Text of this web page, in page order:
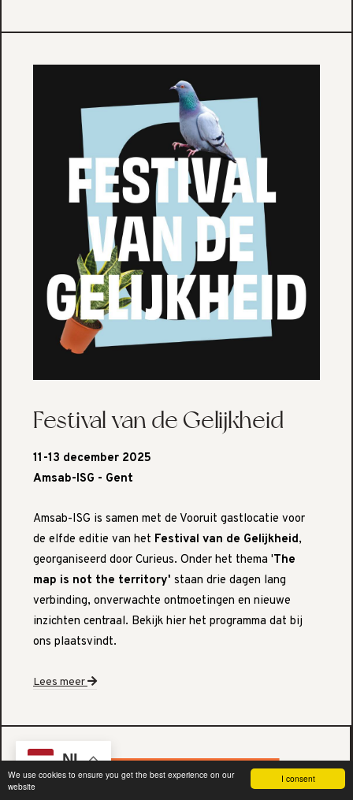
I consent
We use cookies to ensure you get the best experience on our
website
Festival van de Gelijkheid
11-13 december 2025
Amsab-ISG - Gent
Amsab-ISG is samen met de Vooruit gastlocatie voor
de elfde editie van het Festival van de Gelijkheid,
georganiseerd door Curieus. Onder het thema 'The
map is not the territory' staan drie dagen lang
verbinding, onverwachte ontmoetingen en nieuwe
inzichten centraal. Bekijk hier het programma dat bij
ons plaatsvindt.
Lees meer
NL